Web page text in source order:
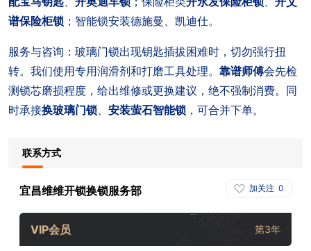
谱保险柜锁 ；智能锁安装德施曼、凯迪仕。
服务与咨询：玻璃门锁出现钥匙插拔困难时，切勿强行扭
转。我们使用专用润滑剂和打磨工具处理。 靠谱师傅会先检
测锁芯磨损程度，给出维修或更换建议，绝不强制消费。同
时承接换玻璃门锁、 安装萤石智能锁 ，可合并下单。
联系方式
加关注 0
宜昌维维开锁换锁服务部
VIP会员 第3年